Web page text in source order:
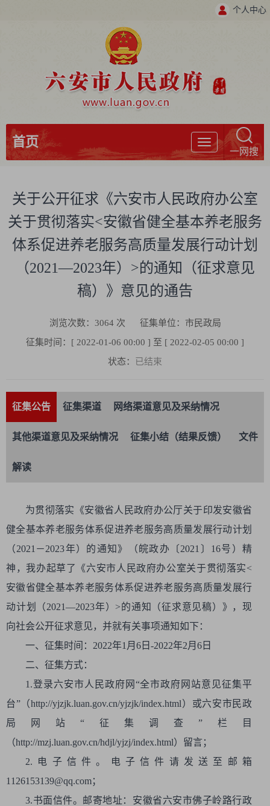
个人中心
导
航
首页
一网搜
关于公开征求《六安市人民政府办公室
关于贯彻落实<安徽省健全基本养老服务
体系促进养老服务高质量发展行动计划
（2021—2023年）>的通知（征求意见
稿）》意见的通告
浏览次数： 3064次
征集单位：市民政局
征集时间：[ 2022-01-06 00:00 ] 至 [ 2022-02-05 00:00 ]
状态：
已结束
征集公告 征集渠道 网络渠道意见及采纳情况
其他渠道意见及采纳情况 征集小结（结果反馈） 文件
解读
为贯彻落实《安徽省人民政府办公厅关于印发安徽省
健全基本养老服务体系促进养老服务高质量发展行动计划
（2021－2023年）的通知》（皖政办〔2021〕16号）精
神，我办起草了《六安市人民政府办公室关于贯彻落实<
安徽省健全基本养老服务体系促进养老服务高质量发展行
动计划（2021—2023年）>的通知（征求意见稿）》，现
向社会公开征求意见，并就有关事项通知如下：
一、征集时间：2022年1月6日-2022年2月6日
二、征集方式：
1.登录六安市人民政府网“全市政府网站意见征集平
台”（http://yjzjk.luan.gov.cn/yjzjk/index.html）或六安市民政
局网站“征集调查”栏目
（http://mzj.luan.gov.cn/hdjl/yjzj/index.html）留言；
2.电子信件。电子信件请发送至邮箱
1126153139@qq.com；
3.书面信件。邮寄地址：安徽省六安市佛子岭路行政